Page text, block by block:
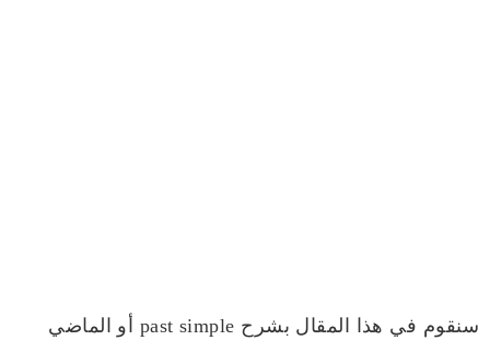
سنقوم في هذا المقال بشرح past simple أو الماضي